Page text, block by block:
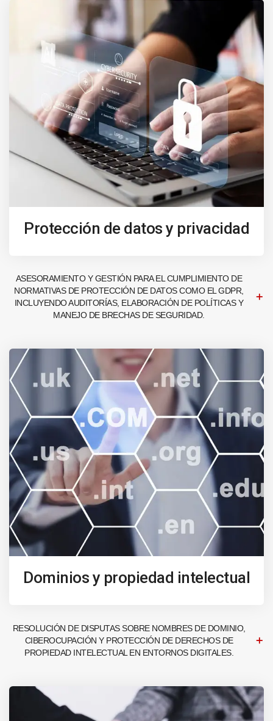
Protección de datos y privacidad
ASESORAMIENTO Y GESTIÓN PARA EL CUMPLIMIENTO DE
NORMATIVAS DE PROTECCIÓN DE DATOS COMO EL GDPR,
INCLUYENDO AUDITORÍAS, ELABORACIÓN DE POLÍTICAS Y
MANEJO DE BRECHAS DE SEGURIDAD.
Dominios y propiedad intelectual
RESOLUCIÓN DE DISPUTAS SOBRE NOMBRES DE DOMINIO,
CIBEROCUPACIÓN Y PROTECCIÓN DE DERECHOS DE
PROPIEDAD INTELECTUAL EN ENTORNOS DIGITALES.